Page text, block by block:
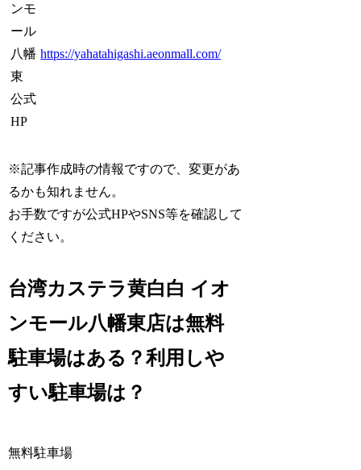
ンモ
ール
八幡
東
公式
HP
https://yahatahigashi.aeonmall.com/
※記事作成時の情報ですので、変更があ
るかも知れません。
お手数ですが公式HPやSNS等を確認して
ください。
台湾カステラ黄白白 イオ
ンモール八幡東店は無料
駐車場はある？利用しや
すい駐車場は？
無料駐車場